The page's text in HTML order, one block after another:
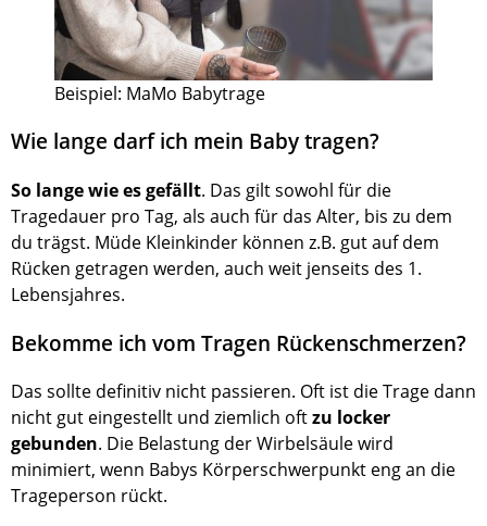
Beispiel: MaMo Babytrage
Wie lange darf ich mein Baby tragen?
So lange wie es gefällt. Das gilt sowohl für die
Tragedauer pro Tag, als auch für das Alter, bis zu dem
du trägst. Müde Kleinkinder können z.B. gut auf dem
Rücken getragen werden, auch weit jenseits des 1.
Lebensjahres.
Bekomme ich vom Tragen Rückenschmerzen?
Das sollte deﬁnitiv nicht passieren. Oft ist die Trage dann
nicht gut eingestellt und ziemlich oftzu locker
gebunden. Die Belastung der Wirbelsäule wird
minimiert, wenn Babys Körperschwerpunkt eng an die
Trageperson rückt.